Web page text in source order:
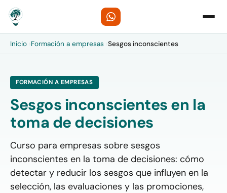
Inicio ›Formación a empresas ›Sesgos inconscientes
FORMACIÓN A EMPRESAS
Sesgos inconscientes en la
toma de decisiones
Curso para empresas sobre sesgos
inconscientes en la toma de decisiones: cómo
detectar y reducir los sesgos que influyen en la
selección, las evaluaciones y las promociones,